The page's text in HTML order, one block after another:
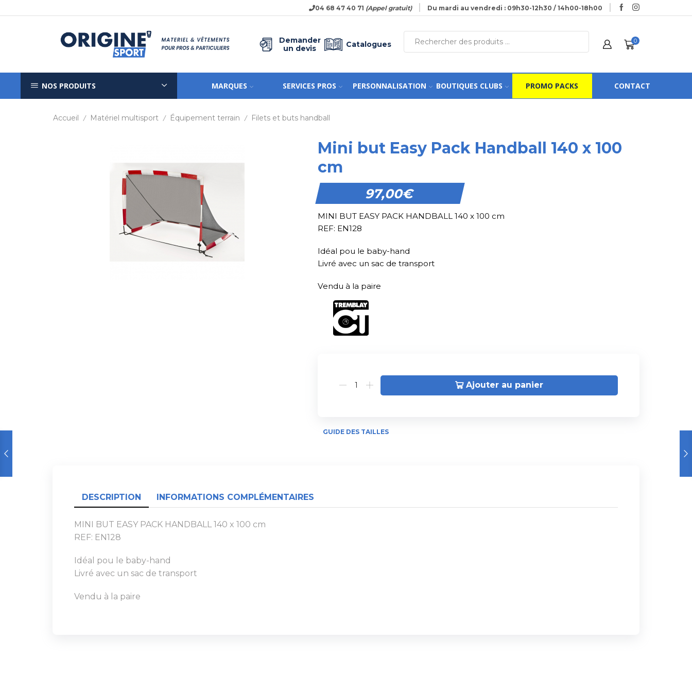
04 68 47 40 71 (Appel gratuit) Du mardi au vendredi : 09h30-12h30 / 14h00-18h00
Demander
un devis
Catalogues 0
NOS PRODUITS MARQUES SERVICES PROS PERSONNALISATION BOUTIQUES CLUBS PROMO PACKS CONTACT
Accueil / Matériel multisport / Équipement terrain / Filets et buts handball
Mini but Easy Pack Handball 140 x 100
cm
97,00€
MINI BUT EASY PACK HANDBALL 140 x 100 cm
REF: EN128
Idéal pou le baby-hand
Livré avec un sac de transport
Vendu à la paire
Ajouter au panier
Alternative:
GUIDE DES TAILLES
DESCRIPTION INFORMATIONS COMPLÉMENTAIRES
MINI BUT EASY PACK HANDBALL 140 x 100 cm
REF: EN128
Idéal pou le baby-hand
Livré avec un sac de transport
Vendu à la paire